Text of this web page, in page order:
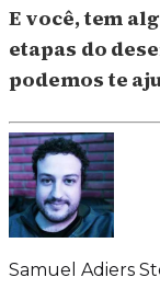
E você, tem
etapas do
podemos te
Samuel Adiers